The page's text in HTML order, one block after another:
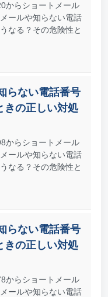
からショートメール
ールや知らない電話
なる？その危険性と
らない電話番号
きの正しい対処
からショートメール
ールや知らない電話
なる？その危険性と
らない電話番号
きの正しい対処
からショートメール
ールや知らない電話